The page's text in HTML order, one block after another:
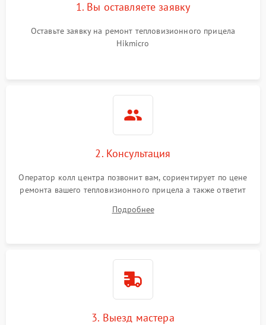
1. Вы оставляете заявку
Оставьте заявку на ремонт тепловизионного прицела
Hikmicro
2. Консультация
Оператор колл центра позвонит вам, сориентирует по цене
ремонта вашего тепловизионного прицела а также ответит
Подробнее
3. Выезд мастера